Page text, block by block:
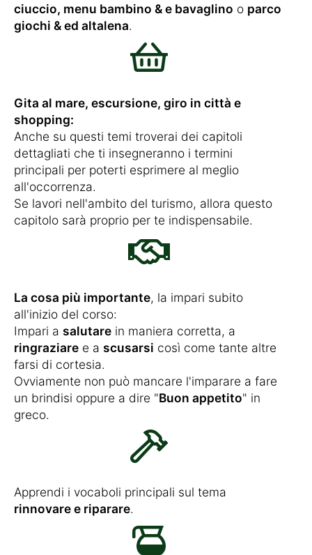
ciuccio, menu bambino & e bavaglino o parco
giochi & ed altalena.
Gita al mare, escursione, giro in città e
shopping:
Anche su questi temi troverai dei capitoli
dettagliati che ti insegneranno i termini
principali per poterti esprimere al meglio
all'occorrenza.
Se lavori nell'ambito del turismo, allora questo
capitolo sarà proprio per te indispensabile.
La cosa più importante, la impari subito
all'inizio del corso:
Impari a salutare in maniera corretta, a
ringraziare e a scusarsi così come tante altre
farsi di cortesia.
Ovviamente non può mancare l'imparare a fare
un brindisi oppure a dire "Buon appetito" in
greco.
Apprendi i vocaboli principali sul tema
rinnovare e riparare.